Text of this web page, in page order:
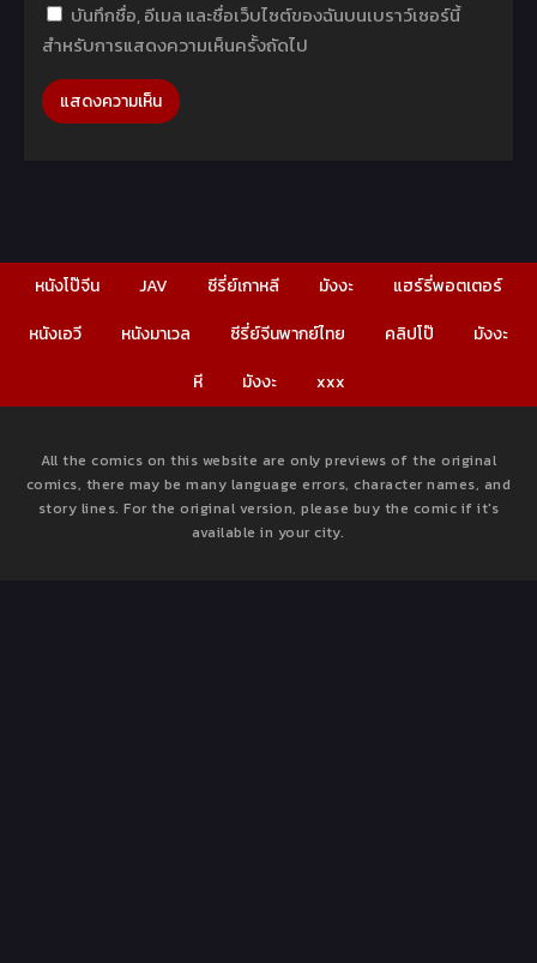
บันทึกชื่อ, อีเมล และชื่อเว็บไซต์ของฉันบนเบราว์เซอร์นี้
สำหรับการแสดงความเห็นครั้งถัดไป
หนังโป๊จีน JAV ซีรี่ย์เกาหลี มังงะ
แฮร์รี่พอตเตอร์
หนังเอวี
หนังมาเวล ซีรี่ย์จีนพากย์ไทย คลิปโป๊
มังงะ
หี
มังงะ xxx
All the comics on this website are only previews of the original
comics, there may be many language errors, character names, and
story lines. For the original version, please buy the comic if it's
available in your city.